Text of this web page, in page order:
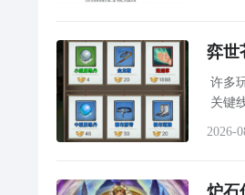
弈世
许多
关键
2026-
炉石